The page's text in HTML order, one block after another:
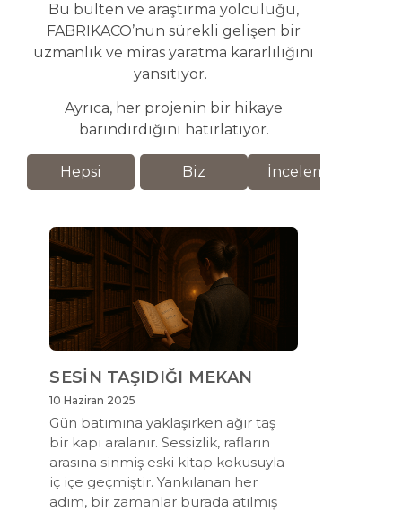
Bu bülten ve araştırma yolculuğu,
FABRIKACO’nun sürekli gelişen bir
uzmanlık ve miras yaratma kararlılığını
yansıtıyor.
Ayrıca, her projenin bir hikaye
barındırdığını hatırlatıyor.
Hepsi Biz İnceleme
SESİN TAŞIDIĞI MEKAN
10 Haziran 2025
Gün batımına yaklaşırken ağır taş
bir kapı aralanır. Sessizlik, rafların
arasına sinmiş eski kitap kokusuyla
iç içe geçmiştir. Yankılanan her
adım, bir zamanlar burada atılmış